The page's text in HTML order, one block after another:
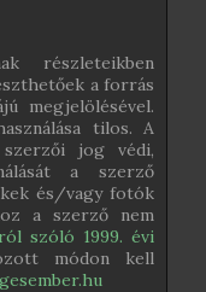
részleteikben
a forrás
megjelölésével.
tilos. A
jog védi,
a szerző
és/vagy fotók
a szerző nem
szóló 1999. évi
módon kell